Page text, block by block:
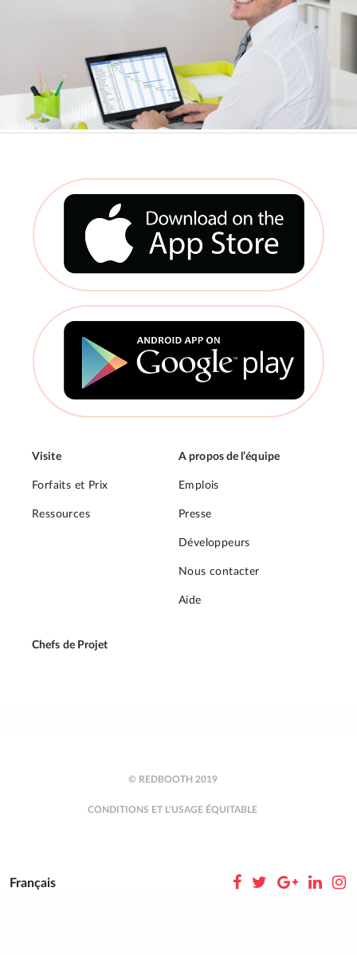
Visite
Forfaits et Prix
Ressources
A propos de l’équipe
Emplois
Presse
Développeurs
Nous contacter
Aide
Chefs de Projet
© REDBOOTH 2019
CONDITIONS ET L’USAGE ÉQUITABLE
Français